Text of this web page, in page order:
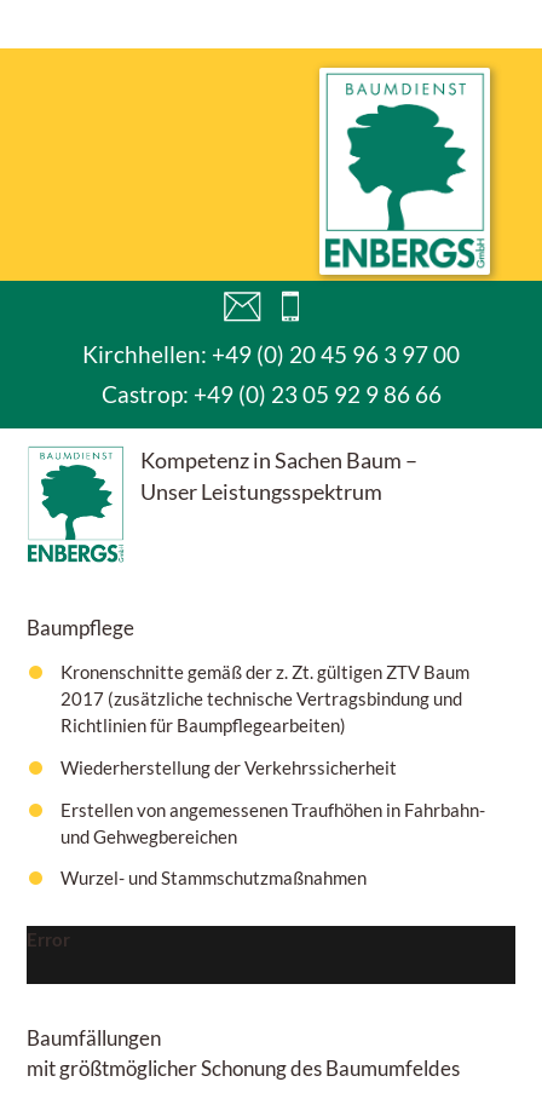
Kirchhellen: +49 (0) 20 45 96 3 97 00
Castrop: +49 (0) 23 05 92 9 86 66
Kompetenz in Sachen Baum –
Unser Leistungsspektrum
Baumpflege
Kronenschnitte gemäß der z. Zt. gültigen ZTV Baum
2017 (zusätzliche technische Vertragsbindung und
Richtlinien für Baumpflegearbeiten)
Wiederherstellung der Verkehrssicherheit
Erstellen von angemessenen Traufhöhen in Fahrbahn-
und Gehwegbereichen
Wurzel- und Stammschutzmaßnahmen
Error
Baumfällungen
mit größtmöglicher Schonung des Baumumfeldes